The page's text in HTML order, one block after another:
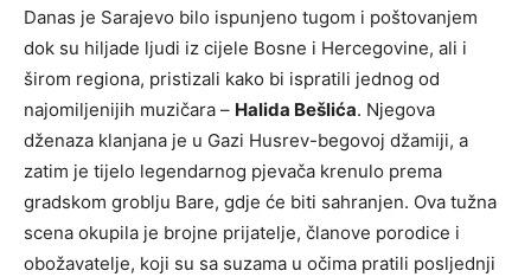
Danas je Sarajevo bilo ispunjeno tugom i poštovanjem
dok su hiljade ljudi iz cijele Bosne i Hercegovine, ali i
širom regiona, pristizali kako bi ispratili jednog od
najomiljenijih muzičara – Halida Bešlića. Njegova
dženaza klanjana je u Gazi Husrev-begovoj džamiji, a
zatim je tijelo legendarnog pjevača krenulo prema
gradskom groblju Bare, gdje će biti sahranjen. Ova tužna
scena okupila je brojne prijatelje, članove porodice i
obožavatelje, koji su sa suzama u očima pratili posljednji